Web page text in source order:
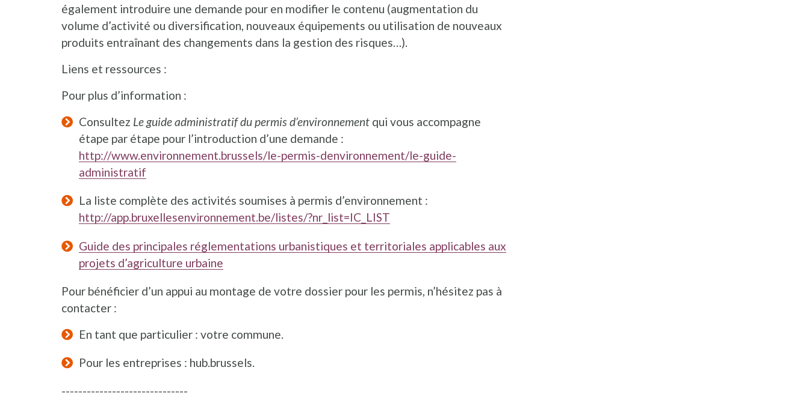
également introduire une demande pour en modifier le contenu (augmentation du
volume d’activité ou diversification, nouveaux équipements ou utilisation de nouveaux
produits entraînant des changements dans la gestion des risques…).
Liens et ressources :
Pour plus d’information :
Consultez Le guide administratif du permis d’environnementqui vous accompagne
étape par étape pour l’introduction d’une demande :
http://www.environnement.brussels/le-permis-denvironnement/le-guide-
administratif
La liste complète des activités soumises à permis d’environnement :
http://app.bruxellesenvironnement.be/listes/?nr_list=IC_LIST
Guide des principales réglementations urbanistiques et territoriales applicables aux
projets d’agriculture urbaine
Pour bénéficier d’un appui au montage de votre dossier pour les permis, n’hésitez pas à
contacter :
En tant que particulier : votre commune.
Pour les entreprises : hub.brussels.
------------------------------